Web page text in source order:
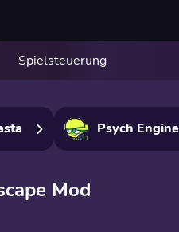
Spielsteuerung
Psych Engine
Mod